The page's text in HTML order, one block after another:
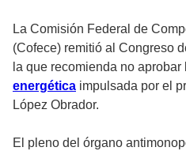
La Comisión Federal de
(Cofece) remitió al Congreso
la que recomienda no
energética impulsada por el
López Obrador.
El pleno del órgano